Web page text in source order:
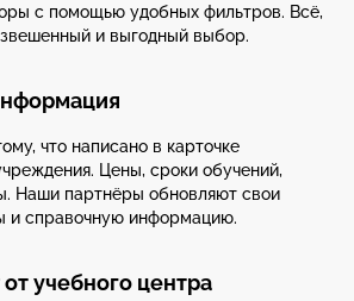
с помощью удобных фильтров. Всё,
и выгодный выбор.
что написано в карточке
Цены, сроки обучений,
Наши партнёры обновляют свои
и справочную информацию.
учебного центра